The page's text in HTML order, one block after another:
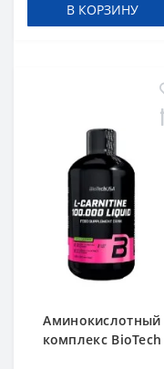
В КОРЗИНУ
Аминокислотный
комплекс BioTech